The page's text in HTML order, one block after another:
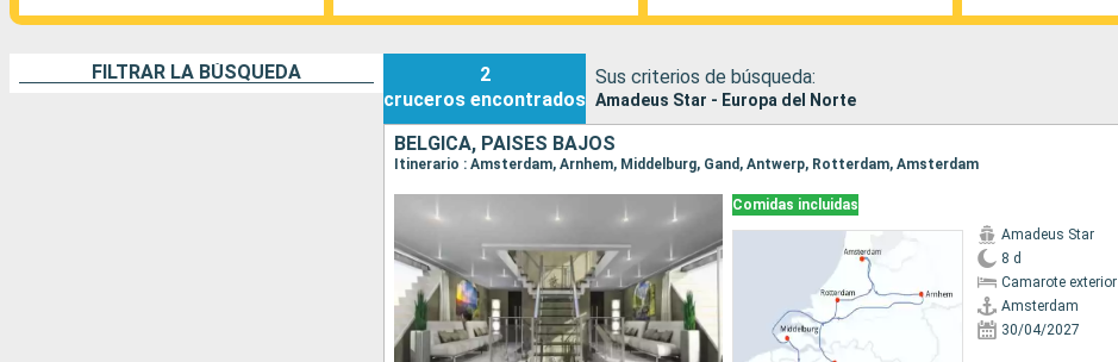
FILTRAR LA BÚSQUEDA
2
cruceros encontrados
Sus criterios de búsqueda:
Amadeus Star - Europa del Norte
BÉLGICA, PAISES BAJOS
Itinerario : Amsterdam, Arnhem, Middelburg, Gand, Antwerp, Rotterdam, Amsterdam
Comidas incluidas
Amadeus Star
8 d
Camarote exterior
Amsterdam
30/04/2027